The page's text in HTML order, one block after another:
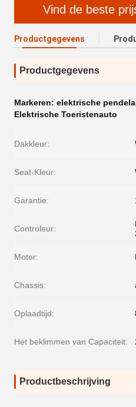
Vind de beste
Productgegevens
Productgegevens
Markeren: elektrische
Elektrische Toeristenauto
Dakkleur:
Seat-Kleur:
Garantie:
Controleur:
Motor:
Chassis:
Oplaadtijd:
Het beklimmen van Capaciteit:
Productbeschrijving